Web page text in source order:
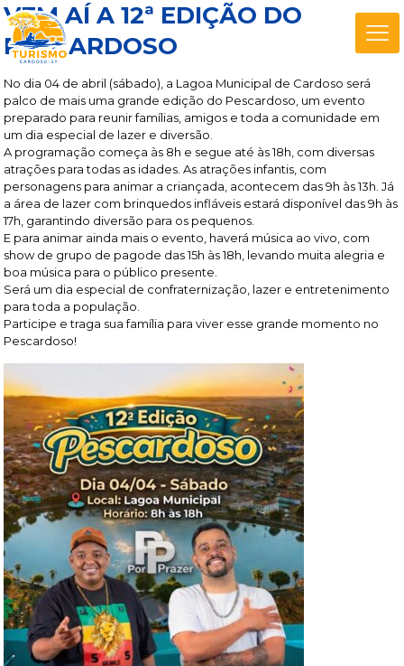
VEM AÍ A 12ª EDIÇÃO DO
PESCARDOSO
No dia 04 de abril (sábado), a Lagoa Municipal de Cardoso será
palco de mais uma grande edição do Pescardoso, um evento
preparado para reunir famílias, amigos e toda a comunidade em
um dia especial de lazer e diversão.
A programação começa às 8h e segue até às 18h, com diversas
atrações para todas as idades. As atrações infantis, com
personagens para animar a criançada, acontecem das 9h às 13h. Já
a área de lazer com brinquedos infláveis estará disponível das 9h às
17h, garantindo diversão para os pequenos.
E para animar ainda mais o evento, haverá música ao vivo, com
show de grupo de pagode das 15h às 18h, levando muita alegria e
boa música para o público presente.
Será um dia especial de confraternização, lazer e entretenimento
para toda a população.
Participe e traga sua família para viver esse grande momento no
Pescardoso!